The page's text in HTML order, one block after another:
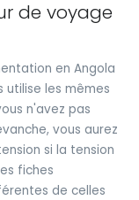
de voyage
en Angola
utilise les mêmes
n'avez pas
vous aurez
si la tension
fiches
de celles